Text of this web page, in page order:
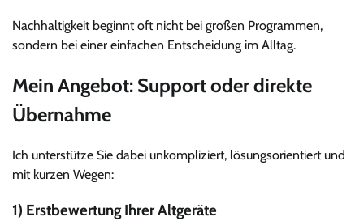
Nachhaltigkeit beginnt oft nicht bei großen Programmen,
sondern bei einer einfachen Entscheidung im Alltag.
Mein Angebot: Support oder direkte
Übernahme
Ich unterstütze Sie dabei unkompliziert, lösungsorientiert und
mit kurzen Wegen:
1) Erstbewertung Ihrer Altgeräte